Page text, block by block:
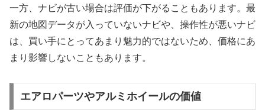
一方、ナビが古い場合は評価が下がることもあります。最
新の地図データが入っていないナビや、操作性が悪いナビ
は、買い手にとってあまり魅力的ではないため、価格にあ
まり影響しないこともあります。
エアロパーツやアルミホイールの価値